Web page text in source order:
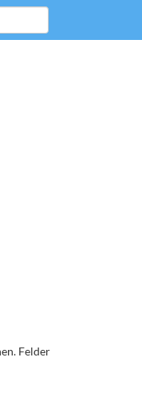
Felder